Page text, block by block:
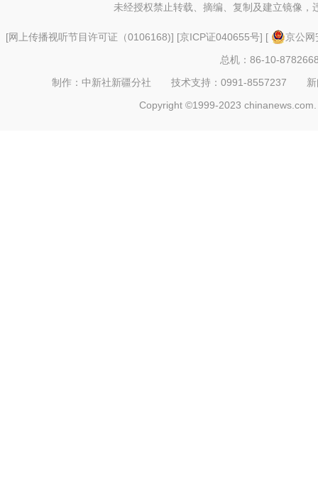
未经授权禁止转载、摘编、复制及建立镜像，
[网上传播视听节目许可证（0106168)] [京ICP证040655号] [
京公
总机：86-10-
制作：中新社新疆分社 技术支持：0991-8557237
Copyright ©1999-2023